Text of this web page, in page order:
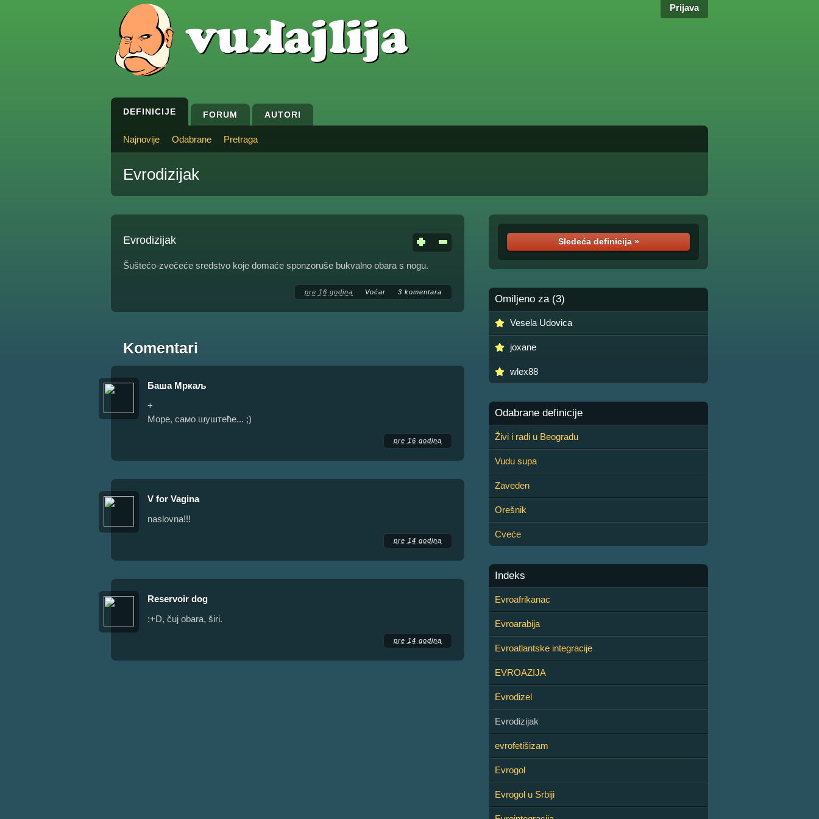
Prijava
DEFINICIJE FORUM AUTORI
Najnovije Odabrane Pretraga
Evrodizijak
Evrodizijak
Šuštećo-zvečeće sredstvo koje domaće sponzoruše bukvalno obara s nogu.
pre 16 godina Voćar 3 komentara
Komentari
Баша Мркаљ
+
Море, само шуштеће... ;)
pre 16 godina
V for Vagina
naslovna!!!
pre 14 godina
Reservoir dog
:+D, čuj obara, širi.
pre 14 godina
Sledeća definicija »
Omiljeno za (3)
Vesela Udovica
joxane
wlex88
Odabrane definicije
Živi i radi u Beogradu
Vudu supa
Zaveden
Orešnik
Cveće
Indeks
Evroafrikanac
Evroarabija
Evroatlantske integracije
EVROAZIJA
Evrodizel
Evrodizijak
evrofetišizam
Evrogol
Evrogol u Srbiji